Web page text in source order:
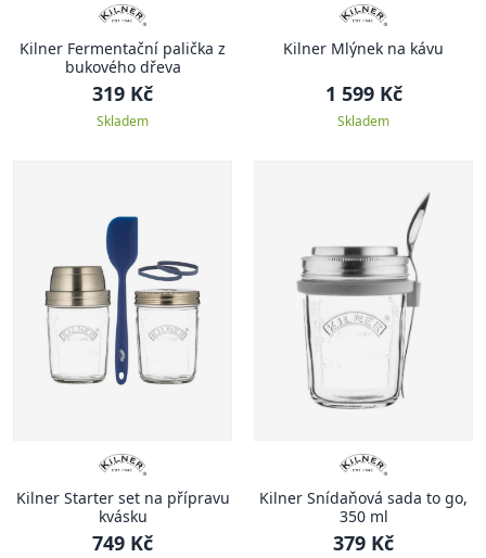
Kilner Fermentační palička z
bukového dřeva
319 Kč
Skladem
Kilner Mlýnek na kávu
1 599 Kč
Skladem
Kilner Starter set na přípravu
kvásku
749 Kč
Kilner Snídaňová sada to go,
350 ml
379 Kč